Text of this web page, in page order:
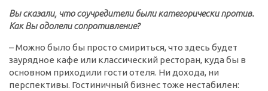
Вы сказали, что соучредители были категорически против.
Как Вы одолели сопротивление?
– Можно было бы просто смириться, что здесь будет
заурядное кафе или классический ресторан, куда бы в
основном приходили гости отеля. Ни дохода, ни
перспективы. Гостиничный бизнес тоже нестабилен: